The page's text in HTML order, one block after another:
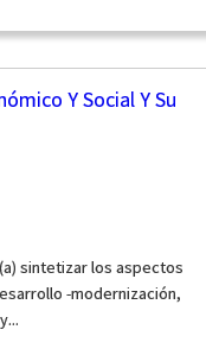
Y Social Y Su
sintetizar los aspectos
-modernización,